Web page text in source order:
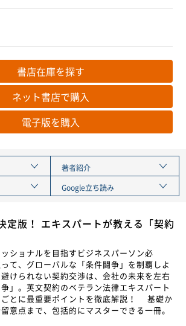
書店在庫を探す
ネット書店で購入
電子版を購入
著者紹介
Google立ち読み
定版！ エキスパートが教える「契約
ショナルを目指すビジネスパーソン必
て、グローバルな「条件闘争」を制覇しよ
けられない契約交渉は、会社の未来を左右
」。英文契約のベテラン法律エキスパート
ごとに最重要ポイントを徹底解説！ 基礎か
意点まで、包括的にマスターできる一冊。